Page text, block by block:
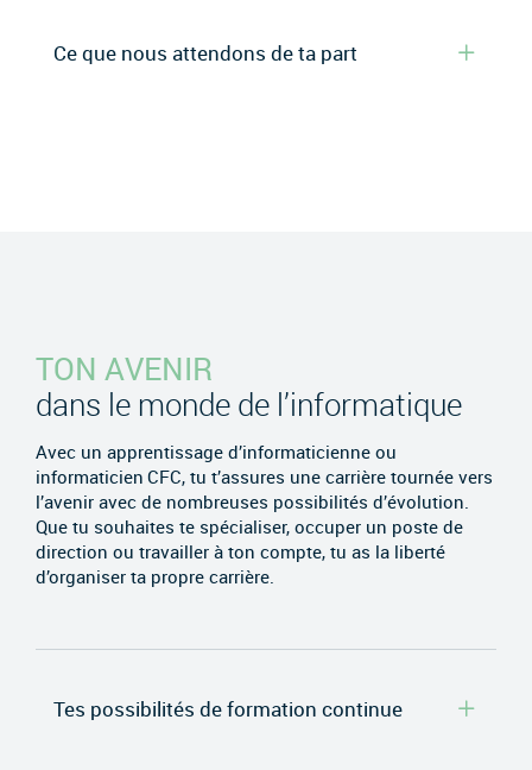
Ce que nous attendons de ta part
TON AVENIR
dans le monde de l’informatique
Avec un apprentissage d’informaticienne ou
informaticien CFC, tu t’assures une carrière tournée vers
l’avenir avec de nombreuses possibilités d’évolution.
Que tu souhaites te spécialiser, occuper un poste de
direction ou travailler à ton compte, tu as la liberté
d’organiser ta propre carrière.
Tes possibilités de formation continue